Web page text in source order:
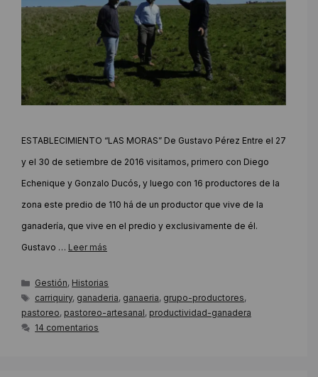
ESTABLECIMIENTO “LAS MORAS” De Gustavo Pérez Entre el 27
y el 30 de setiembre de 2016 visitamos, primero con Diego
Echenique y Gonzalo Ducós, y luego con 16 productores de la
zona este predio de 110 há de un productor que vive de la
ganadería, que vive en el predio y exclusivamente de él.
Gustavo … Leer más
Categorías
Gestión, Historias
Etiquetas
carriquiry, ganaderia, ganaeria, grupo-productores,
pastoreo, pastoreo-artesanal, productividad-ganadera
14 comentarios